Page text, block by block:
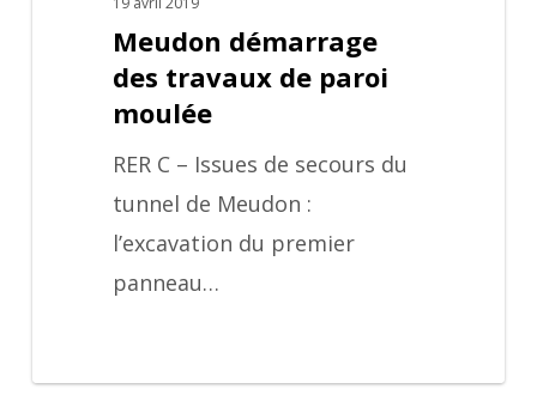
Meudon démarrage
des travaux de paroi
moulée
RER C – Issues de secours du
tunnel de Meudon :
l’excavation du premier
panneau…